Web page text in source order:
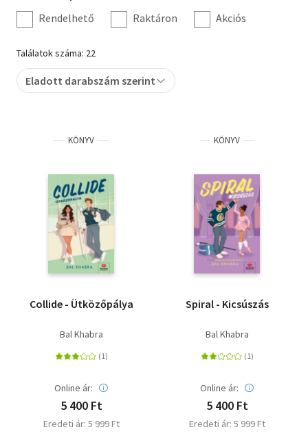
Irodalom
Művészet
Szakkönyv
Tankönyv, segédkönyv
Társadalomtudomány
Természettudomány
Történelem
szűrés
Rendelhető
Raktáron Akciós
Találatok száma: 22
Eladott darabszám szerint
KÖNYV
Collide - Ütközőpálya
Bal Khabra
Online ár:
5 400 Ft
Eredeti ár: 5 999 Ft
KÖNYV
Spiral - Kicsúszás
Bal Khabra
Online ár:
5 400 Ft
Eredeti ár: 5 999 Ft